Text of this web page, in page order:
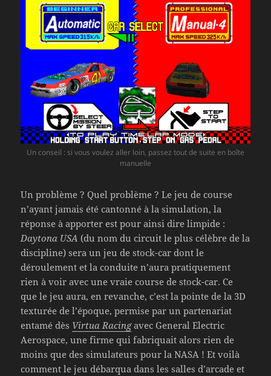
Un conseil : si vous voulez aller loin, passez tout de suite en boîte
manuelle
Un problème ? Quel problème ? Le jeu de course
n’ayant jamais été cantonné à la simulation, la
réponse à apporter est pour ainsi dire limpide :
Daytona USA (du nom du circuit le plus célèbre de la
discipline) sera un jeu de stock-car dont le
déroulement et la conduite n’aura pratiquement
rien à voir avec une vraie course de stock-car. Ce
que le jeu aura, en revanche, c’est la pointe de la 3D
texturée de l’époque, permise par un partenariat
entamé dès Virtua Racingavec General Electric
Aerospace, une firme qui fabriquait alors rien de
moins que des simulateurs pour la NASA ! Et voilà
comment le jeu débarqua dans les salles d’arcade et